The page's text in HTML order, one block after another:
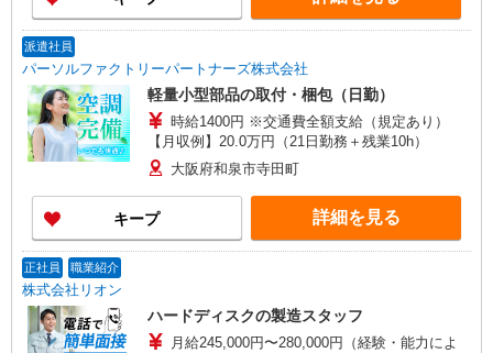
派遣社員
パーソルファクトリーパートナーズ株式会社
軽量小型部品の取付・梱包（日勤）
時給1400円 ※交通費全額支給（規定あり）
【月収例】20.0万円（21日勤務＋残業10h）
大阪府和泉市寺田町
キープ 詳細を見る
正社員 職業紹介
株式会社リオン
ハードディスクの製造スタッフ
月給245,000円〜280,000円（経験・能力によ